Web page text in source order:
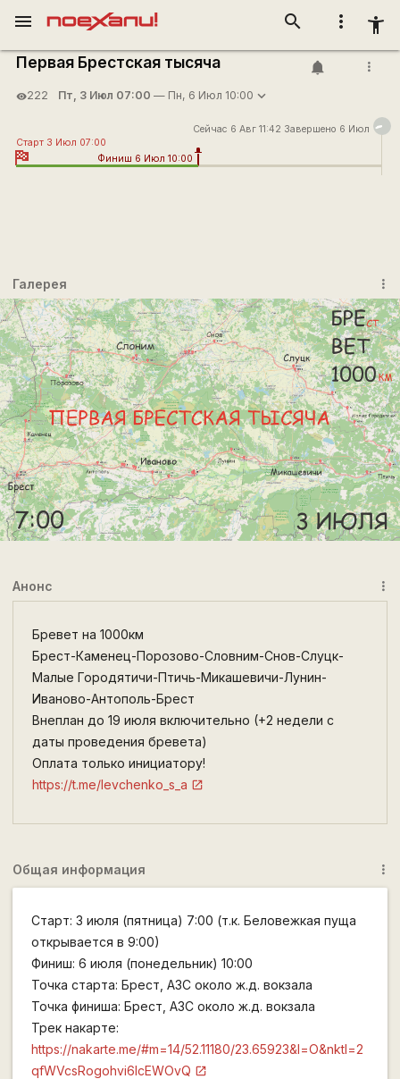
more_vert accessibility_new
search
menu
Первая Брестская тысяча more_vert
visibility222 Пт, 3 Июл 07:00 — Пн, 6 Июл 10:00
Сейчас 6 Авг 11:42 Завершено 6 Июл
Старт 3 Июл 07:00
Финиш 6 Июл 10:00
Галерея more_vert
Анонс more_vert
Бревет на 1000км
Брест-Каменец-Порозово-Словним-Снов-Слуцк-
Малые Городятичи-Птичь-Микашевичи-Лунин-
Иваново-Антополь-Брест
Внеплан до 19 июля включительно (+2 недели с
даты проведения бревета)
Оплата только инициатору!
https://t.me/levchenko_s_a
Общая информация more_vert
Старт: 3 июля (пятница) 7:00 (т.к. Беловежкая пуща
открывается в 9:00)
Финиш: 6 июля (понедельник) 10:00
Точка старта: Брест, АЗС около ж.д. вокзала
Точка финиша: Брест, АЗС около ж.д. вокзала
Трек накарте:
https://nakarte.me/#m=14/52.11180/23.65923&l=O&nktl=2
qfWVcsRogohvi6lcEWOvQ